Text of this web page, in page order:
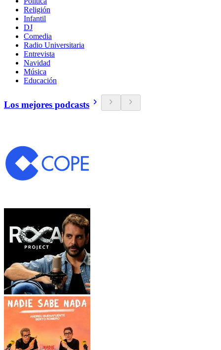
Religión
Infantil
DJ
Comedia
Radio Universitaria
Entrevista
Navidad
Música
Educación
Los mejores podcasts